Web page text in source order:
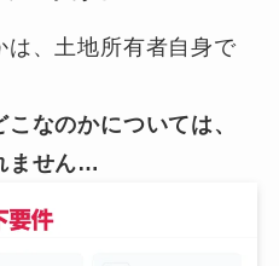
は、土地所有者自身で
なのかについては、
ません…